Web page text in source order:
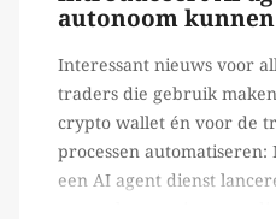
autonoom
Interessant nieuws voor
traders die gebruik
crypto wallet én voor de
processen automatiseren:
een AI agent dienst